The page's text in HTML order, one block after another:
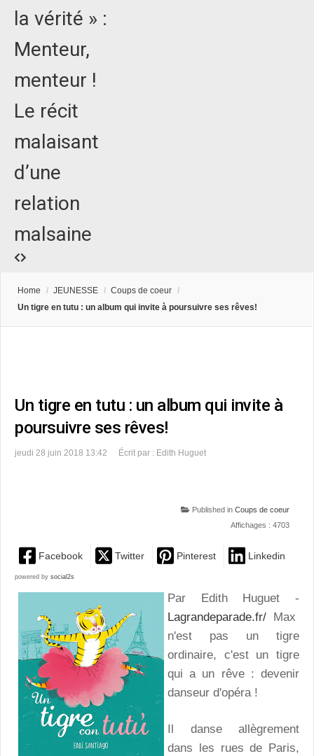
la vérité » :
Menteur,
menteur !
Le récit
malaisant
d’une
relation
malsaine
Home / JEUNESSE / Coups de coeur /
Un tigre en tutu : un album qui invite à poursuivre ses rêves!
Un tigre en tutu : un album qui invite à
poursuivre ses rêves!
jeudi 28 juin 2018 13:42 Écrit par : Edith Huguet
Published in Coups de coeur
Affichages : 4703
Facebook Twitter Pinterest Linkedin
powered by social2s
Par Edith Huguet -
Lagrandeparade.fr/ Max
n'est pas un tigre
ordinaire, c'est un tigre
qui a un rêve : devenir
danseur d'opéra !
Il danse allègrement
dans les rues de Paris,